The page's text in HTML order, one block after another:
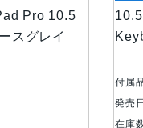
Pro 10.5
スグレイ
付属
発売
在庫